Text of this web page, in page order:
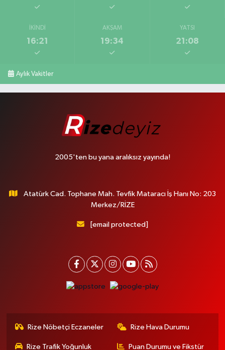
İKINDI
16:21
AKŞAM
19:34
YATSI
21:08
Aylık Vakitler
2005'ten bu yana aralıksız yayında!
Atatürk Cad. Tophane Mah. Tevfik Mataracı İş Hanı No: 203
Merkez/RİZE
[email protected]
Rize Nöbetçi Eczaneler Rize Hava Durumu
Rize Trafik Yoğunluk Puan Durumu ve Fikstür